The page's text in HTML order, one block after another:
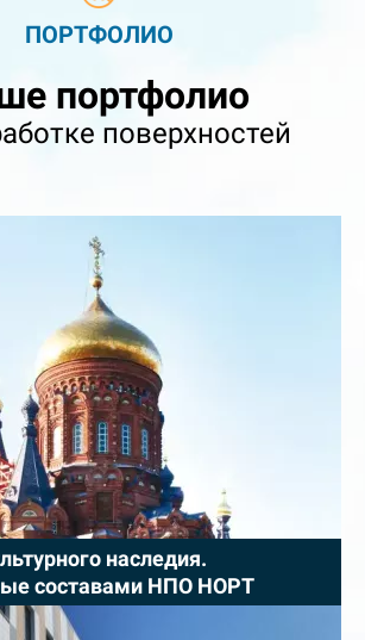
ПОРТФОЛИО
портфолио
поверхностей
наследия.
составами НПО НОРТ